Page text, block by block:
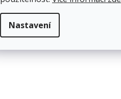
Nastavení